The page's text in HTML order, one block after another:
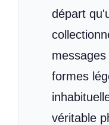
départ
formes
véritable